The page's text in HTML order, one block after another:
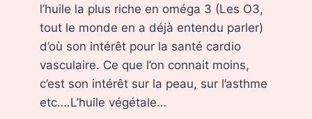
l’huile la plus riche en oméga 3 (Les O3,
tout le monde en a déjà entendu parler)
d’où son intérêt pour la santé cardio
vasculaire. Ce que l’on connait moins,
c’est son intérêt sur la peau, sur l’asthme
etc….L’huile végétale…